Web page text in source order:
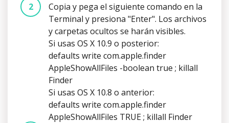
Copia y pega el siguiente comando en la
Terminal y presiona "Enter". Los archivos
y carpetas ocultos se harán visibles.
Si usas OS X 10.9 o posterior:
defaults write com.apple.finder
AppleShowAllFiles -boolean true ; killall
Finder
Si usas OS X 10.8 o anterior:
defaults write com.apple.finder
AppleShowAllFiles TRUE ; killall Finder